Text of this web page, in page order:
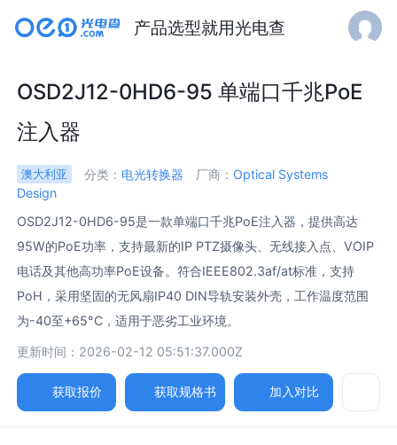
产品选型就用光电查
OSD2J12-0HD6-95 单端口千兆PoE
注入器
澳大利亚 分类： 电光转换器 厂商： Optical Systems
Design
OSD2J12-0HD6-95是一款单端口千兆PoE注入器，提供高达
95W的PoE功率，支持最新的IP PTZ摄像头、无线接入点、VOIP
电话及其他高功率PoE设备。符合IEEE802.3af/at标准，支持
PoH，采用坚固的无风扇IP40 DIN导轨安装外壳，工作温度范围
为-40至+65°C，适用于恶劣工业环境。
更新时间：2026-02-12 05:51:37.000Z
获取报价 获取规格书 加入对比